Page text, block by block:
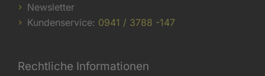
Newsletter
Kundenservice: 0941 / 3788 -147
Rechtliche Informationen